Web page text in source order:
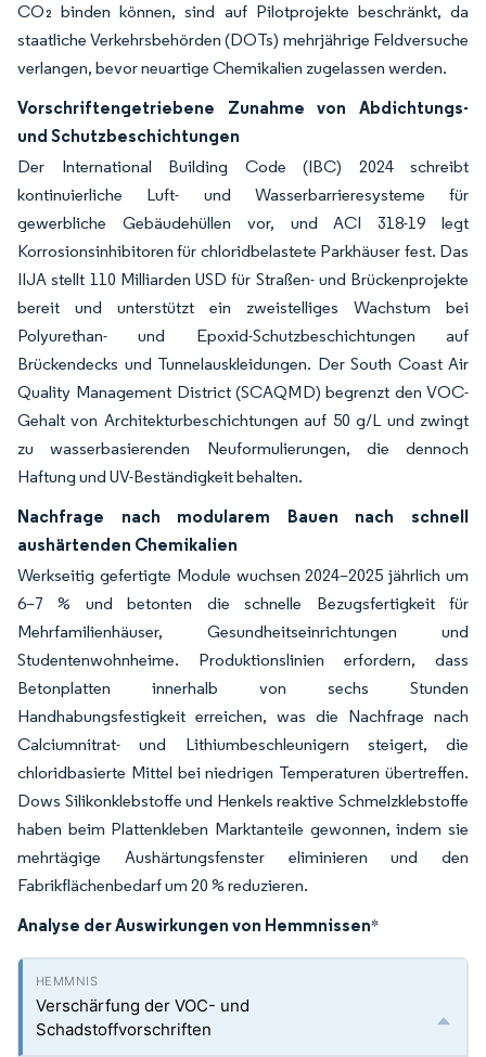
CO₂ binden können, sind auf Pilotprojekte beschränkt, da
staatliche Verkehrsbehörden (DOTs) mehrjährige Feldversuche
verlangen, bevor neuartige Chemikalien zugelassen werden.
Vorschriftengetriebene Zunahme von Abdichtungs-
und Schutzbeschichtungen
Der International Building Code (IBC) 2024 schreibt
kontinuierliche Luft- und Wasserbarrieresysteme für
gewerbliche Gebäudehüllen vor, und ACI 318-19 legt
Korrosionsinhibitoren für chloridbelastete Parkhäuser fest. Das
IIJA stellt 110 Milliarden USD für Straßen- und Brückenprojekte
bereit und unterstützt ein zweistelliges Wachstum bei
Polyurethan- und Epoxid-Schutzbeschichtungen auf
Brückendecks und Tunnelauskleidungen. Der South Coast Air
Quality Management District (SCAQMD) begrenzt den VOC-
Gehalt von Architekturbeschichtungen auf 50 g/L und zwingt
zu wasserbasierenden Neuformulierungen, die dennoch
Haftung und UV-Beständigkeit behalten.
Nachfrage nach modularem Bauen nach schnell
aushärtenden Chemikalien
Werkseitig gefertigte Module wuchsen 2024–2025 jährlich um
6–7 % und betonten die schnelle Bezugsfertigkeit für
Mehrfamilienhäuser, Gesundheitseinrichtungen und
Studentenwohnheime. Produktionslinien erfordern, dass
Betonplatten innerhalb von sechs Stunden
Handhabungsfestigkeit erreichen, was die Nachfrage nach
Calciumnitrat- und Lithiumbeschleunigern steigert, die
chloridbasierte Mittel bei niedrigen Temperaturen übertreffen.
Dows Silikonklebstoffe und Henkels reaktive Schmelzklebstoffe
haben beim Plattenkleben Marktanteile gewonnen, indem sie
mehrtägige Aushärtungsfenster eliminieren und den
Fabrikflächenbedarf um 20 % reduzieren.
Analyse der Auswirkungen von Hemmnissen*
Verschärfung der VOC- und
Schadstoffvorschriften